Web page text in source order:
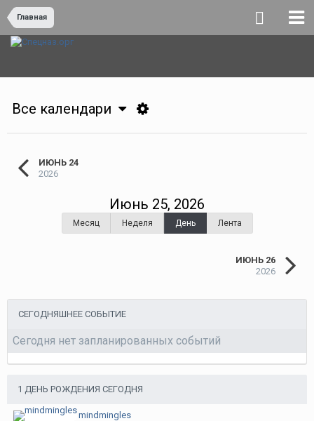
Главная
Все календари
ИЮНЬ 24
2026
Июнь 25, 2026
Месяц Неделя День Лента
ИЮНЬ 26
2026
СЕГОДНЯШНЕЕ СОБЫТИЕ
Сегодня нет запланированных событий
1 ДЕНЬ РОЖДЕНИЯ СЕГОДНЯ
mindmingles